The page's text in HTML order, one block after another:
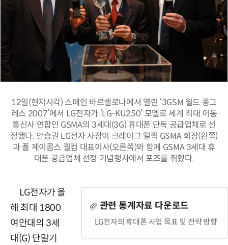
12일(현지시각) 스페인 바르셀로나에서 열린 ‘3GSM 월드 콩그
레스 2007’에서 LG전자가 ‘LG-KU250’ 모델로 세계 최대 이동
통신사 연합인 GSMA의 3세대(3G) 휴대폰 단독 공급업체로 선
정됐다. 안승권 LG전자 사장이 크레이그 얼릭 GSMA 회장(왼쪽)
과 폴 제이콥스 퀄컴 대표이사(오른쪽)와 함께 GSMA 3세대 휴
대폰 공급업체 선정 기념행사에서 포즈를 취했다.
관련 통계자료 다운로드
LG전자의 휴대폰 사업 목표 및 전략 방향
LG전자가 올
해 최대 1800
여만대의 3세
대(G) 단말기